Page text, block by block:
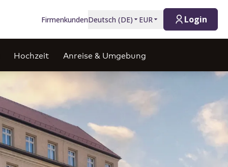
FirmenkundenDeutsch (DE) EUR Login
Hochzeit Anreise & Umgebung